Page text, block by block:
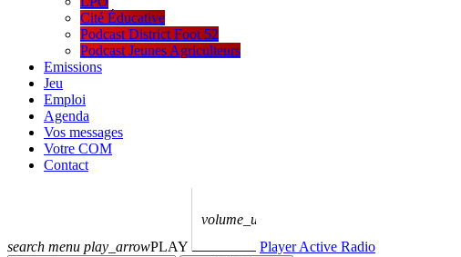
Cité Éducative
Podcast District Foot 52
Podcast Jeunes Agriculteurs
Emissions
Jeu
Emploi
Agenda
Vos messages
Votre COM
Contact
search menu play_arrowPLAY
volume_up
Player Active Radio